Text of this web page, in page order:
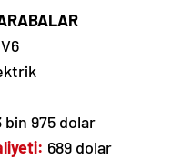
bin 975 dolar
689 dolar